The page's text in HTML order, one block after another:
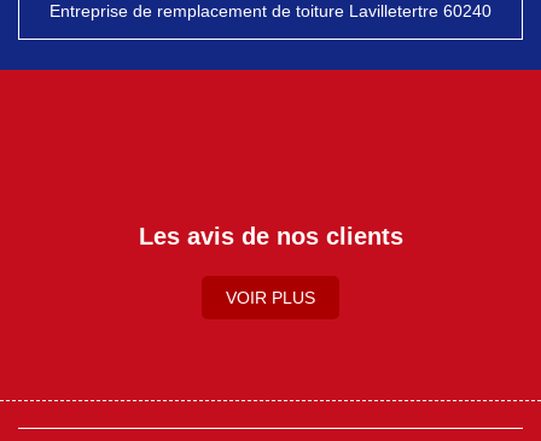
Entreprise de remplacement de toiture Lavilletertre 60240
Les avis de nos clients
VOIR PLUS